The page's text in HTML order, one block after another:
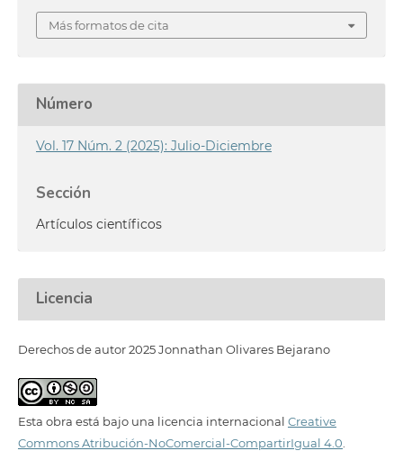
Más formatos de cita
Número
Vol. 17 Núm. 2 (2025): Julio-Diciembre
Sección
Artículos científicos
Licencia
Derechos de autor 2025 Jonnathan Olivares Bejarano
Esta obra está bajo una licencia internacional Creative
Commons Atribución-NoComercial-CompartirIgual 4.0